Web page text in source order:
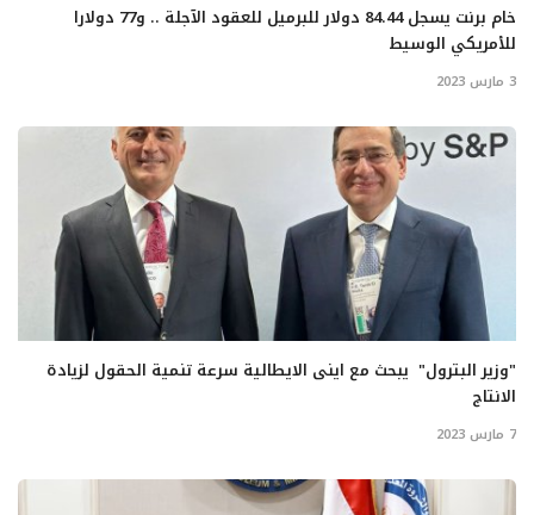
خام برنت يسجل 84.44 دولار للبرميل للعقود الآجلة .. و77 دولارا
للأمريكي الوسيط
3 مارس 2023
"وزير البترول" يبحث مع اينى الايطالية سرعة تنمية الحقول لزيادة
الانتاج
7 مارس 2023